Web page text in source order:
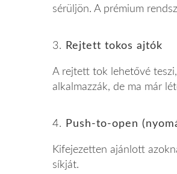
sérüljön. A prémium
3. Rejtett tokos ajtók
A rejtett tok lehetővé
alkalmazzák, de ma már
4. Push-to-open
Kifejezetten ajánlott
síkját.